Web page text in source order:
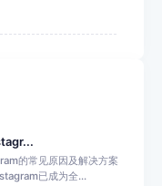
的常见原因及解决方案
已成为全...